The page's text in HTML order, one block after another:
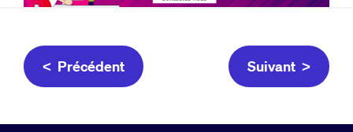
< Précédent Suivant >